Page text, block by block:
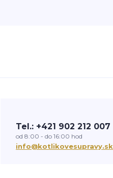
Tel.: +421 902 212 007
od 8:00 - do 16:00 hod
info@kotlikovesupravy.sk